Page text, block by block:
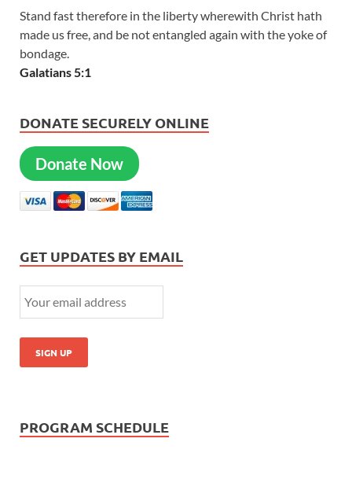
Stand fast therefore in the liberty wherewith Christ hath
made us free, and be not entangled again with the yoke of
bondage.
Galatians 5:1
DONATE SECURELY ONLINE
Donate Now
GET UPDATES BY EMAIL
PROGRAM SCHEDULE